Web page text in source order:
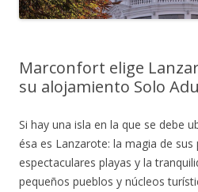
Marconfort elige
su alojamiento Solo
Si hay una isla en la que se debe
ésa es Lanzarote: la magia de
espectaculares playas y la
pequeños pueblos y núcleos